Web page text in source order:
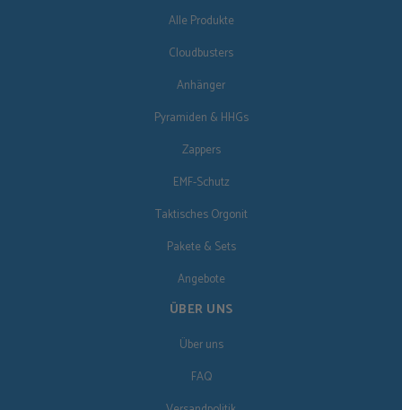
Alle Produkte
Cloudbusters
Anhänger
Pyramiden & HHGs
Zappers
EMF-Schutz
Taktisches Orgonit
Pakete & Sets
Angebote
ÜBER UNS
Über uns
FAQ